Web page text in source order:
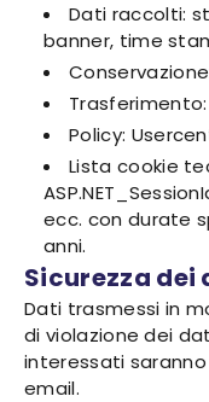
Dati raccolti:
banner, time
Policy:
Lista cookie
ecc. con durate
anni.
Sicurezza dei
Dati trasmessi in
di violazione dei
interessati
email.